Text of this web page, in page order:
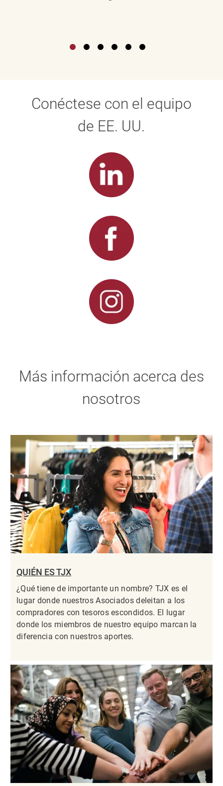
Conéctese con el equipo
de EE. UU.
Más información acerca des
nosotros
QUIÉN ES TJX
¿Qué tiene de importante un nombre? TJX es el
lugar donde nuestros Asociados deleitan a los
compradores con tesoros escondidos. El lugar
donde los miembros de nuestro equipo marcan la
diferencia con nuestros aportes.